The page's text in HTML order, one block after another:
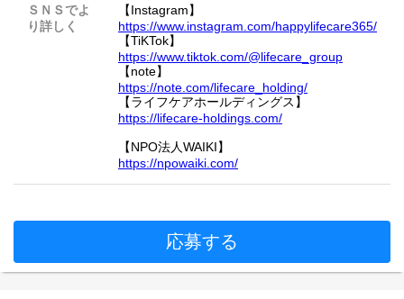
ＳＮＳでよ
り詳しく
【Instagram】
https://www.instagram.com/happylifecare365/
【TiKTok】
https://www.tiktok.com/@lifecare_group
【note】
https://note.com/lifecare_holding/
【ライフケアホールディングス】
https://lifecare-holdings.com/
【NPO法人WAIKI】
https://npowaiki.com/
応募する